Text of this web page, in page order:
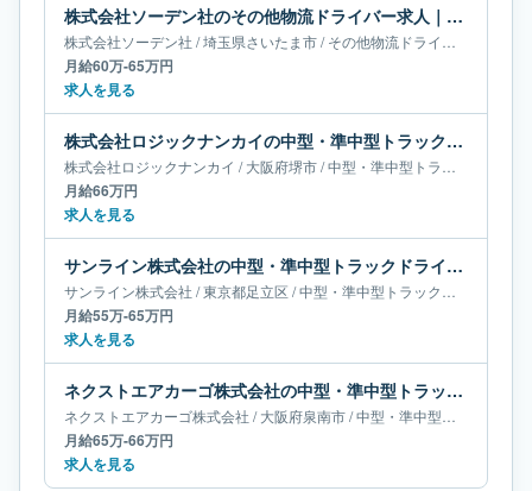
株式会社ソーデン社のその他物流ドライバー求人｜埼玉県さいたま市｜月給60万-65万円
株式会社ソーデン社 /埼玉県さいたま市/その他物流ドライバー
月給60万-65万円
求人を見る
株式会社ロジックナンカイの中型・準中型トラックドライバー求人｜大阪府堺市｜月給66万円
株式会社ロジックナンカイ /大阪府堺市/中型・準中型トラックドライバー
月給66万円
求人を見る
サンライン株式会社の中型・準中型トラックドライバー求人｜東京都足立区｜月給55万-65万円
サンライン株式会社 /東京都足立区 /中型・準中型トラックドライバー
月給55万-65万円
求人を見る
ネクストエアカーゴ株式会社の中型・準中型トラックドライバー求人｜大阪府泉南市｜月給65万-66万円
ネクストエアカーゴ株式会社 /大阪府泉南市/中型・準中型トラックドライバー
月給65万-66万円
求人を見る